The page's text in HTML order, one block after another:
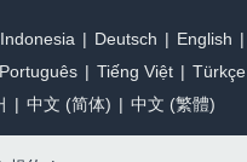
Deutsch English
Português Tiếng Việt Türkçe
中文 (简体) 中文 (繁體)